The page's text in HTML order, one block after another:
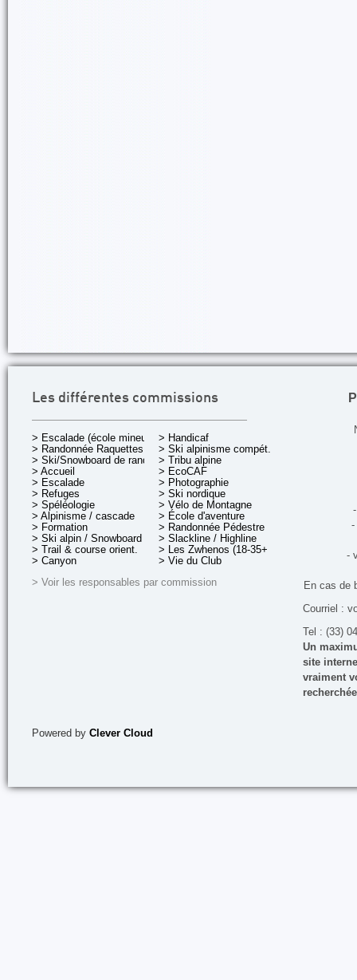
Les différentes commissions
> Escalade (école mineurs)
> Randonnée Raquettes
> Ski/Snowboard de rando.
> Accueil
> Escalade
> Refuges
> Spéléologie
> Alpinisme / cascade
> Formation
> Ski alpin / Snowboard
> Trail & course orient.
> Canyon
> Handicaf
> Ski alpinisme compét.
> Tribu alpine
> EcoCAF
> Photographie
> Ski nordique
> Vélo de Montagne
> École d'aventure
> Randonnée Pédestre
> Slackline / Highline
> Les Zwhenos (18-35+ ans)
> Vie du Club
> Voir les responsables par commission
-
-
En cas de
Courriel :
Tel : (33)
Un
site
vraiment
Powered by Clever Cloud